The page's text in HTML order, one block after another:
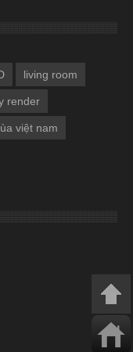
living room
render
việt nam